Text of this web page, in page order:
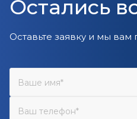
Остались
Оставьте заявку и мы вам